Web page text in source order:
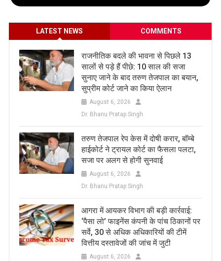
LATEST NEWS COMMENTS
राजनीतिक बदले की भावना से पिछले 13
सालों से पड़े हैं पीछे: 10 साल की सजा
सुनाए जाने के बाद तरुण तेजपाल का बयान,
सुप्रीम कोर्ट जाने का किया ऐलान
August 6, 2026
Dr. Bhanu Pratap Singh
तरुण तेजपाल रेप केस में दोषी करार, बॉम्बे
हाईकोर्ट ने ट्रायल कोर्ट का फैसला पलटा,
सजा पर अलग से होगी सुनवाई
August 6, 2026
Dr. Bhanu Pratap Singh
आगरा में आयकर विभाग की बड़ी कार्रवाई:
‘पैसा लो’ फाइनेंस कंपनी के पांच ठिकानों पर
सर्वे, 30 से अधिक अधिकारियों की टीमें
वित्तीय दस्तावेजों की जांच में जुटी
August 6, 2026